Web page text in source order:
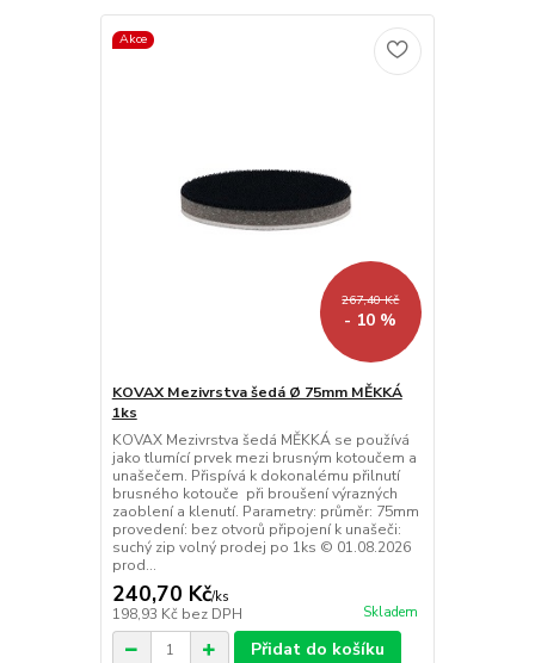
Akce
267,40 Kč
- 10 %
KOVAX Mezivrstva šedá Ø 75mm MĚKKÁ
1ks
KOVAX Mezivrstva šedá MĚKKÁ se používá
jako tlumící prvek mezi brusným kotoučem a
unašečem. Přispívá k dokonalému přilnutí
brusného kotouče při broušení výrazných
zaoblení a klenutí. Parametry: průměr: 75mm
provedení: bez otvorů připojení k unašeči:
suchý zip volný prodej po 1ks © 01.08.2026
prod...
240,70 Kč/ks
198,93 Kč bez DPH Skladem
Přidat do košíku